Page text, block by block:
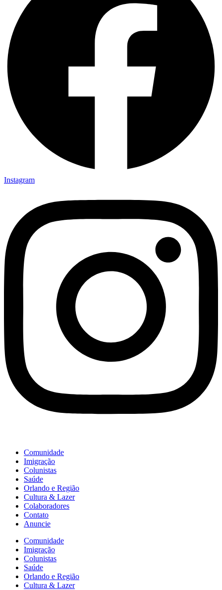
Instagram
Comunidade
Imigração
Colunistas
Saúde
Orlando e Região
Cultura & Lazer
Colaboradores
Contato
Anuncie
Comunidade
Imigração
Colunistas
Saúde
Orlando e Região
Cultura & Lazer